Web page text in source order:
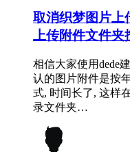
取消织梦图片上
上传附件文件夹
相信大家使用dede
认的图片附件是按
式, 时间长了, 这样
录文件夹…